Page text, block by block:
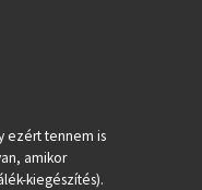
ezért tennem is
amikor
kiegészítés).